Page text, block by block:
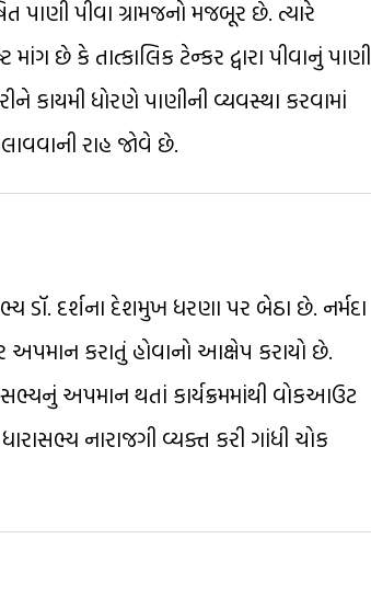
પીવા ગ્રામજનો મજબૂર છે. ત્યારે
છે કે તાત્કાલિક ટેન્કર દ્વારા પીવાનું પાણી
ધોરણે પાણીની વ્યવસ્થા કરવામાં
રાહ જોવે છે.
ડૉ. દર્શના દેશમુખ ધરણા પર બેઠા છે. નર્મદા
અપમાન કરાતું હોવાનો આક્ષેપ કરાયો છે.
અપમાન થતાં કાર્યક્રમમાંથી વોકઆઉટ
નારાજગી વ્યક્ત કરી ગાંધી ચોક